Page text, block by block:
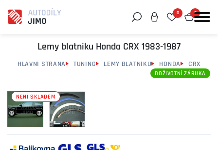
0 0
Lemy blatniku Honda CRX 1983-1987
HLAVNÍ STRANA TUNING LEMY BLATNÍKU HONDA CRX
NENÍ SKLADEM
DOŽIVOTNÍ ZÁRUKA
Můžeme vám pomoci něco najít?